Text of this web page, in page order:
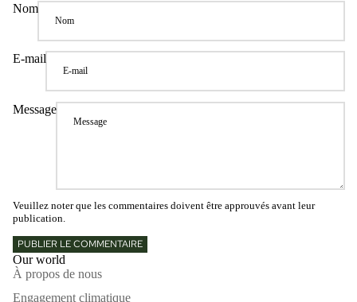
Nom
E-mail
Message
Veuillez noter que les commentaires doivent être approuvés avant leur
publication.
PUBLIER LE COMMENTAIRE
Our world
À propos de nous
Engagement climatique